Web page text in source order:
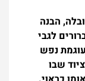
הבנה
לגבי
נפש
שבו